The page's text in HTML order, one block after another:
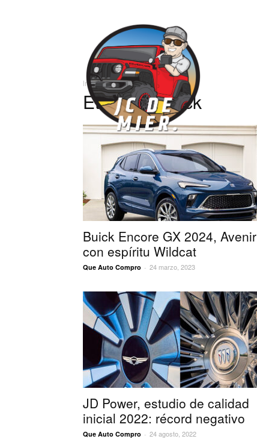
Carlos
Inicio Etiquetas Buick
Etiqueta: buick
Buick Encore GX 2024, Avenir
con espíritu Wildcat
Que Auto Compro - 24 marzo, 2023
JD Power, estudio de calidad
inicial 2022: récord negativo
Que Auto Compro - 24 agosto, 2022